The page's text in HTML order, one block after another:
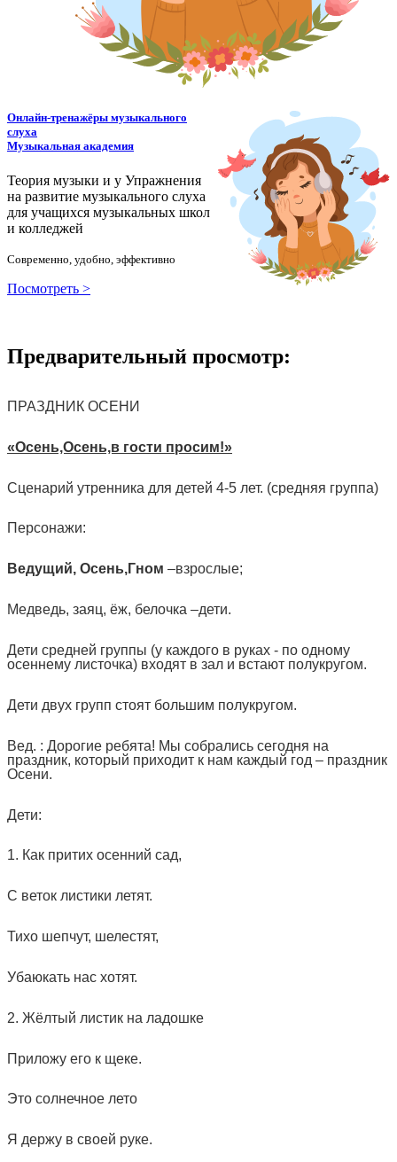
Онлайн-тренажёры музыкального
слуха
Музыкальная академия
Теория музыки и у Упражнения
на развитие музыкального слуха
для учащихся музыкальных школ
и колледжей
Современно, удобно, эффективно
Посмотреть >
Предварительный просмотр:
ПРАЗДНИК ОСЕНИ
«Осень,Осень,в гости просим!»
Сценарий утренника для детей 4-5 лет. (средняя группа)
Персонажи:
Ведущий, Осень,Гном –взрослые;
Медведь, заяц, ёж, белочка –дети.
Дети средней группы (у каждого в руках - по одному
осеннему листочка) входят в зал и встают полукругом.
Дети двух групп стоят большим полукругом.
Вед. : Дорогие ребята! Мы собрались сегодня на
праздник, который приходит к нам каждый год – праздник
Осени.
Дети:
1. Как притих осенний сад,
С веток листики летят.
Тихо шепчут, шелестят,
Убаюкать нас хотят.
2. Жёлтый листик на ладошке
Приложу его к щеке.
Это солнечное лето
Я держу в своей руке.